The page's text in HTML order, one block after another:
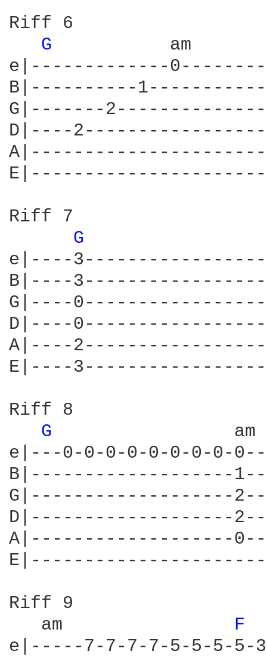
Riff 6
G
          am
e|-------------
B|----------
G|-------
D|----
Riff 7
G
e|----
B|----
G|----
D|----
A|----
E|----
Riff 8
G
                am
e|---0-0-0-0-0-0-0-0-
B|-------------------
G|-------------------
D|-------------------
A|-------------------
Riff 9
   am
F
e|-----7-7-7-7-5-5-5-